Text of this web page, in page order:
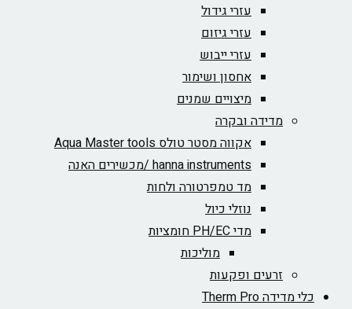
עזרי גידול
עזרי גיזום
עזרי ייבוש
אחסון ושימור
מיצויים שמנים
מדידה ובקרה
אקווה מסטר טולס Aqua Master tools
hanna instruments /מכשירים האנה
מד טמפרטורה ולחות
נוזלי כיול
מדי PH/EC חומציות
מוליכות
זרעים ופקעות
כלי מדידה Therm Pro